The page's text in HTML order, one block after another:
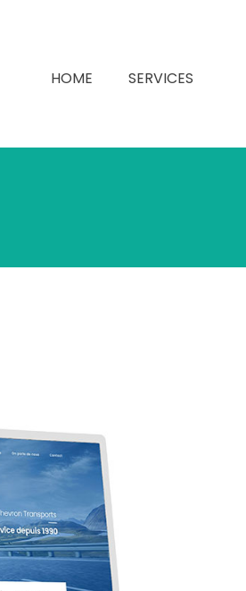
HOME SERVICES